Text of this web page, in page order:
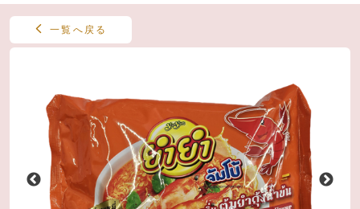
一覧へ戻る